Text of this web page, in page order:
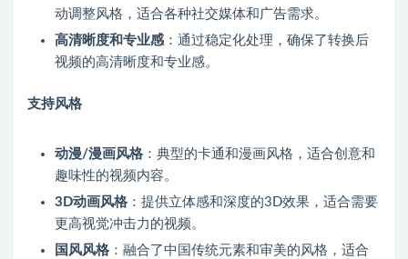
动调整风格，适合各种社交媒体和广告需求。
高清晰度和专业感 ：通过稳定化处理，确保了转换后
视频的高清晰度和专业感。
支持风格
动漫/漫画风格 ：典型的卡通和漫画风格，适合创意和
趣味性的视频内容。
3D动画风格 ：提供立体感和深度的3D效果，适合需要
更高视觉冲击力的视频。
国风风格 ：融合了中国传统元素和审美的风格，适合